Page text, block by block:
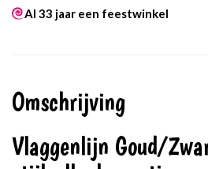
Al 33 jaar een feestwinkel
Omschrijving
Vlaggenlijn Goud/